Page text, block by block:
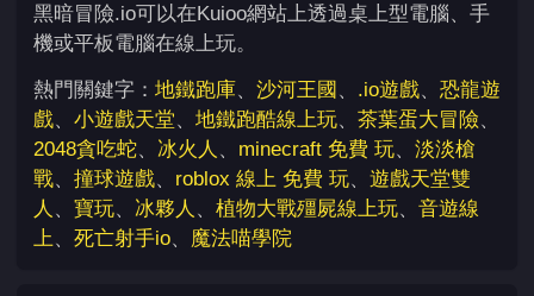
黑暗冒險.io可以在Kuioo網站上透過桌上型電腦、手
機或平板電腦在線上玩。
熱門關鍵字： 地鐵跑庫、 沙河王國 、 .io遊戲、 恐龍遊
戲、 小遊戲天堂、 地鐵跑酷線上玩、 茶葉蛋大冒險、
2048貪吃蛇、 冰火人 、 minecraft 免費 玩、 淡淡槍
戰、 撞球遊戲、 roblox 線上 免費 玩、 遊戲天堂雙
人 、 寶玩、 冰夥人 、 植物大戰殭屍線上玩、 音遊線
上、 死亡射手io、 魔法喵學院